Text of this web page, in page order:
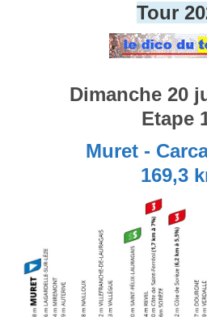
Tour
Dimanche 20
Etape
Muret -
169,3